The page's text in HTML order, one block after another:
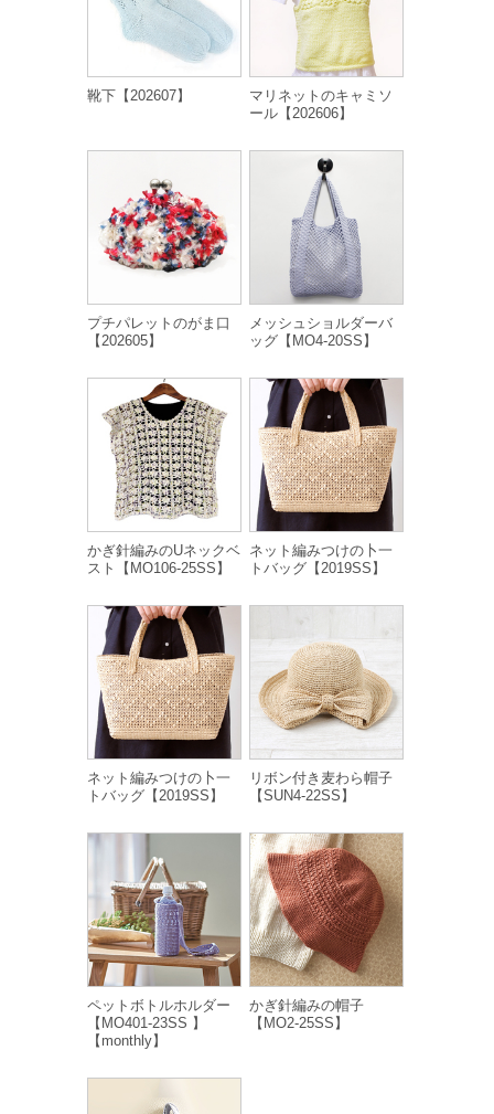
靴下【202607】
マリネットのキャミソ
ール【202606】
プチパレットのがま口
【202605】
メッシュショルダーバ
ッグ【MO4-20SS】
かぎ針編みのUネックベ
スト【MO106-25SS】
ネット編みつけの卜一
トバッグ【2019SS】
ネット編みつけの卜一
トバッグ【2019SS】
リボン付き麦わら帽子
【SUN4-22SS】
ペットボトルホルダー
【MO401-23SS 】
【monthly】
かぎ針編みの帽子
【MO2-25SS】